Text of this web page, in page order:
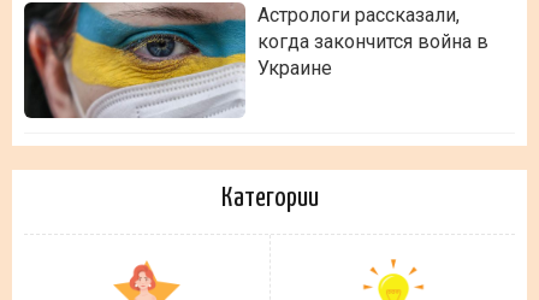
Астрологи рассказали,
когда закончится война в
Украине
Категории